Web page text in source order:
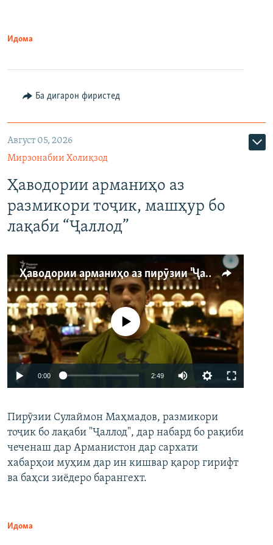
Идома
Ба дигарон фиристед
Август 05, 2026
Мирзонабии Холиқзод
Ҳаводории арманиҳо аз
размикори тоҷик, машҳур бо
лақаби “Ҷаллод”
Ҳаводории арманиҳо аз пирӯзии "Ҷаллод"-и тоҷик
Auto 240p 360p 480p
720p 1080p
Феълан кор намекунад
0:00 2:49
360p
480p
Пирӯзии Сулаймон Маҳмадов, размикори
тоҷик бо лақаби "Ҷаллод", дар набард бо рақиби
чеченаш дар Арманистон дар сархати
хабарҳои муҳим дар ин кишвар қарор гирифт
ва баҳси зиёдеро барангехт.
Идома